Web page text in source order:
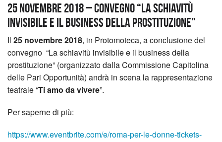
25 novembre 2018 – Convegno “La schiavitù
invisibile e il business della prostituzione”
Il 25 novembre 2018, in Protomoteca, a conclusione del
convegno “La schiavitù invisibile e il business della
prostituzione” (organizzato dalla Commissione Capitolina
delle Pari Opportunità) andrà in scena la rappresentazione
teatrale “Ti amo da vivere”.
Per saperne di più:
https://www.eventbrite.com/e/roma-per-le-donne-tickets-